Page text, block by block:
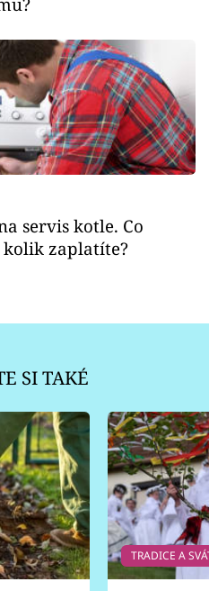
servis kotle. Co
zaplatíte?
SI TAKÉ
TRADICE A